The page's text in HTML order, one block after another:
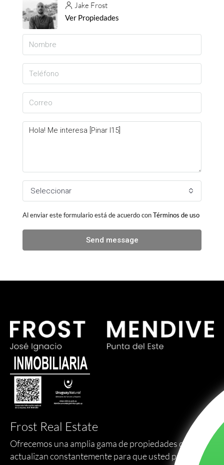
Jake Frost
Ver Propiedades
Seleccionar
Al enviar este formulario está de acuerdo conTérminos de uso
Send message
Frost Real Estate
Ofrecemos una amplia gama de propiedades que se
actualizan constantemente para que usted pueda